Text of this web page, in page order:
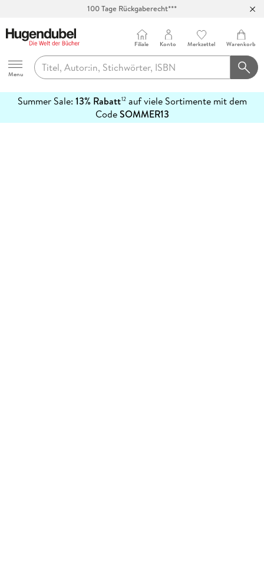
100 Tage Rückgaberecht***
Hugendubel
Menu
Filiale Konto Merkzettel Warenkorb
Summer Sale: 13% Rabatt12auf viele Sortimente mit dem
CodeSOMMER13
erfahren